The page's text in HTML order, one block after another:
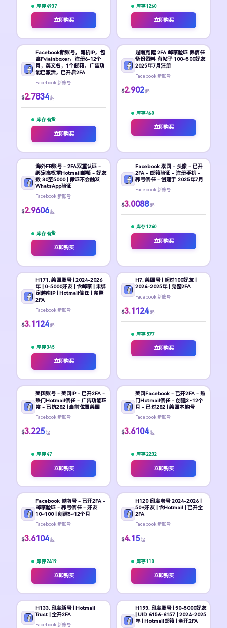
库存 4937
立即购买
库存 1260
立即购买
Facebook新账号，随机IP，包
含Fviainboxer，注册6-12个
月，英文名，1个邮箱，广告功
能已激活，已开启2FA
Facebook 新账号
$2.7834 起
库存 有货
立即购买
越南克隆 2FA 邮箱验证 养信任
备份资料 有帖子 100~500好友
2025年7月注册
Facebook 新账号
$2.902 起
库存 460
立即购买
海外FB账号 - 2FA双重认证 -
绑定高权重Hotmail邮箱 - 好友
数 30至5000 | 保证不会触发
WhatsApp验证
Facebook 新账号
$2.9606 起
库存 有货
立即购买
Facebook 泰国 - 头像 - 已开
2FA - 邮箱验证 - 注册手机 -
养号信任 - 创建于 2025年7月
Facebook 新账号
$3.0088 起
库存 1240
立即购买
H171. 美国账号 | 2024-2026
年 | 0-5000好友 | 含邮箱 | 未绑
定越南IP | Hotmail信任 | 完整
2FA
Facebook 新账号
$3.1124 起
库存 345
立即购买
H7. 美国号 | 超过100好友 |
2024-2025年 | 完整2FA
Facebook 新账号
$3.1124 起
库存 577
立即购买
美国账号 - 美国IP - 已开2FA -
热门Hotmail信任 - 广告功能正
常 - 已抗282 | 当前位置美国
Facebook 新账号
$3.225 起
库存 47
立即购买
美国Facebook - 已开2FA - 热
门Hotmail信任 - 创建3~12个
月 - 已过282 | 美国本地号
Facebook 新账号
$3.6104 起
库存 2232
立即购买
Facebook 越南号 - 已开2FA -
邮箱验证 - 养号信任 - 好友
10~100 | 创建5~12个月
Facebook 新账号
$3.6104 起
库存 2419
立即购买
H120 印度老号 2024-2026 |
50+好友 | 含Hotmail | 已开全
2FA
Facebook 新账号
$4.15 起
库存 110
立即购买
H133. 印度新号 | Hotmail
Trust | 全开2FA
Facebook 新账号
H193. 印度账号 | 50-5000好友
| UID 6156-6157 | 2024-2025
年 | Hotmail邮箱 | 全开2FA